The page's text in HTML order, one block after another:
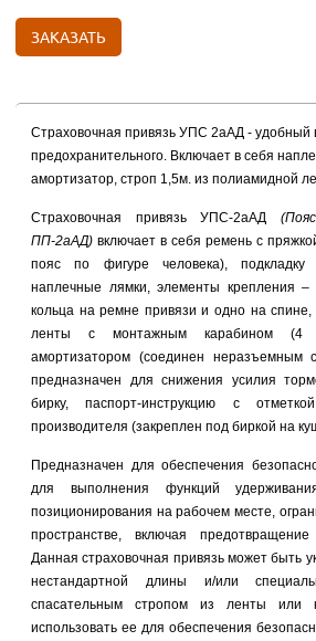
ЗАКАЗАТЬ
Cтраховочная привязь УПС 2аАД - удобный
предохранительного. Включает в себя
амортизатор, строп 1,5м. из полиамидной
Страховочная привязь УПС-2аАД
ПП-2аАД) включает в себя ремень с
пояс по фигуре человека),
наплечные лямки, элементы крепления –
кольца на ремне привязи и одно на
ленты с монтажным карабином (4
амортизатором (соединен неразъемным
предназначен для снижения усилия
бирку, паспорт-инструкцию с
производителя (закреплен под биркой на
Предназначен для обеспечения
для выполнения функций
позиционирования на рабочем месте,
пространстве, включая предотвращение
Данная страховочная привязь может быть
нестандартной длины и/или
спасательным стропом из ленты или
использовать ее для обеспечения